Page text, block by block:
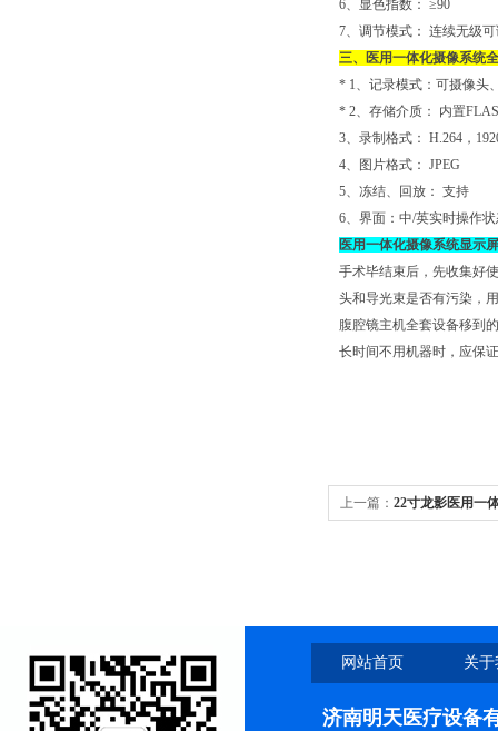
6、显色指数： ≥90
7、调节模式： 连续无级
三、
医用一体化摄像系统
* 1、记录模式：可摄像头
* 2、存储介质： 内置
3、录制格式： H.264，
4、图片格式： JPEG
5、冻结、回放： 支持
6、界面：中/英实时操作
医用一体化摄像系统显示
手术毕结束后，先收集好
头和导光束是否有污染，
腹腔镜主机全套设备移到
长时间不用机器时，应保
上一篇： 22寸龙影医用一
网站首页 关
济南明天医疗设备